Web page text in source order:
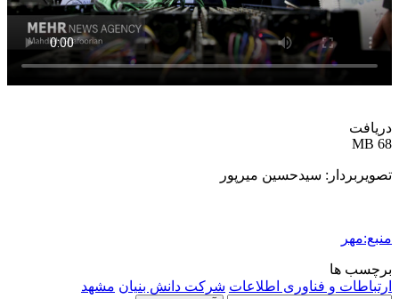
دریافت
68 MB
تصویربردار: سیدحسین میرپور
منبع:مهر
برچسب ها
ارتباطات و فناوری اطلاعات شرکت دانش بنیان مشهد